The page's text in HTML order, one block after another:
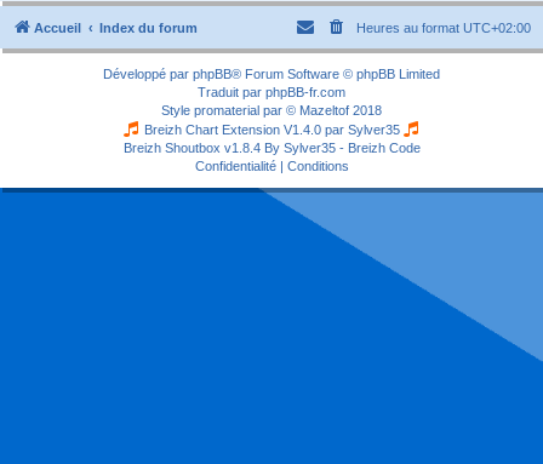
Accueil Index du forum Heures au format UTC+02:00
Développé par phpBB® Forum Software © phpBB Limited
Traduit par phpBB-fr.com
Style promaterial par © Mazeltof 2018
Breizh Chart Extension V1.4.0 par Sylver35
Breizh Shoutbox v1.8.4 By Sylver35 - Breizh Code
Confidentialité| Conditions